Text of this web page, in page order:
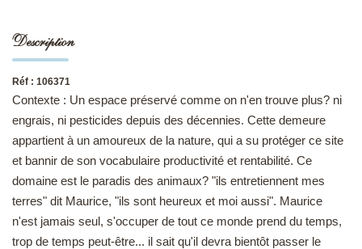
CONTACT
Description
Réf : 106371
Contexte : Un espace préservé comme on n'en trouve plus? ni
engrais, ni pesticides depuis des décennies. Cette demeure
appartient à un amoureux de la nature, qui a su protéger ce site
et bannir de son vocabulaire productivité et rentabilité. Ce
domaine est le paradis des animaux? "ils entretiennent mes
terres" dit Maurice, "ils sont heureux et moi aussi". Maurice
n'est jamais seul, s'occuper de tout ce monde prend du temps,
trop de temps peut-être... il sait qu'il devra bientôt passer le